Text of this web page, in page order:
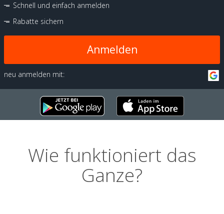
Schnell und einfach anmelden
Rabatte sichern
Anmelden
neu anmelden mit:
Wie funktioniert das
Ganze?